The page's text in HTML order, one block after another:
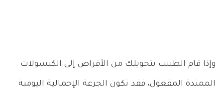
وإذا قام الطبيب بتحويلك من الأقراص إلى الكبسولات
الممتدة المفعول، فقد تكون الجرعة الإجمالية اليومية